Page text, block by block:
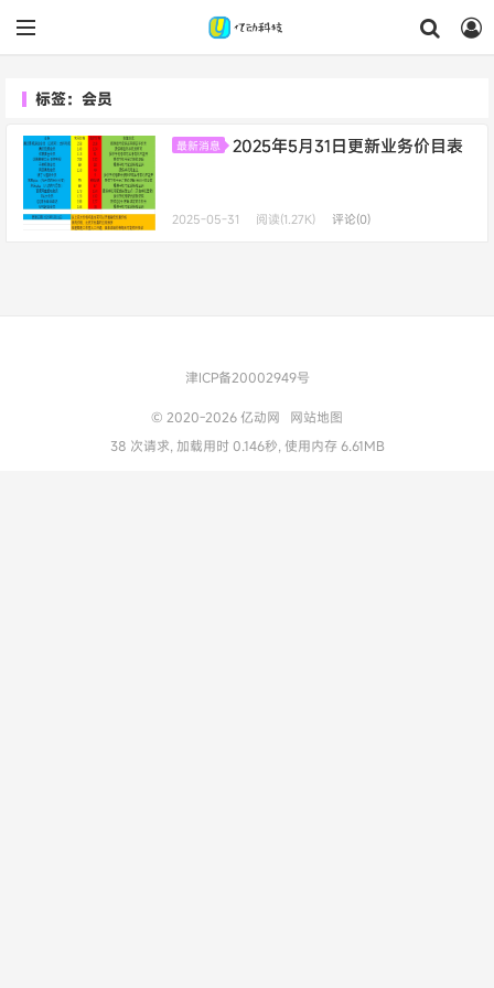
标签：会员
最新消息 2025年5月31日更新业务价目表
2025-05-31 阅读(1.27K) 评论(0)
津ICP备20002949号
© 2020-2026亿动网
网站地图
38 次请求, 加载用时 0.146秒, 使用内存 6.61MB